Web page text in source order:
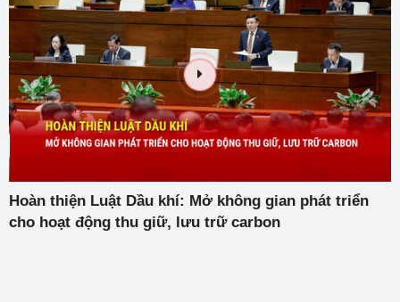
Hoàn thiện Luật Dầu khí: Mở không gian phát triển
cho hoạt động thu giữ, lưu trữ carbon